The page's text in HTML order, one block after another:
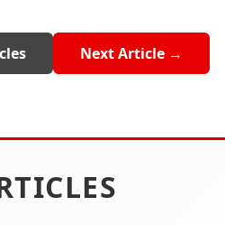
Next Article →